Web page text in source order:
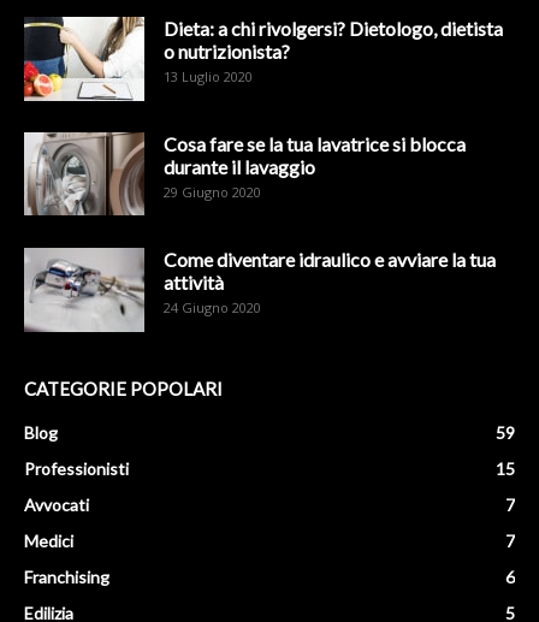
Dieta: a chi rivolgersi? Dietologo, dietista
o nutrizionista?
13 Luglio 2020
Cosa fare se la tua lavatrice si blocca
durante il lavaggio
29 Giugno 2020
Come diventare idraulico e avviare la tua
attività
24 Giugno 2020
CATEGORIE POPOLARI
Blog
59
Professionisti
15
Avvocati
7
Medici
7
Franchising
6
Edilizia
5